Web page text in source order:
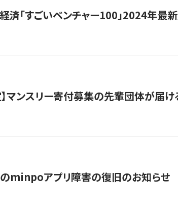
済「すごいベンチャー100」2024年最
マンスリー寄付募集の先輩団体が届
minpoアプリ障害の復旧のお知らせ